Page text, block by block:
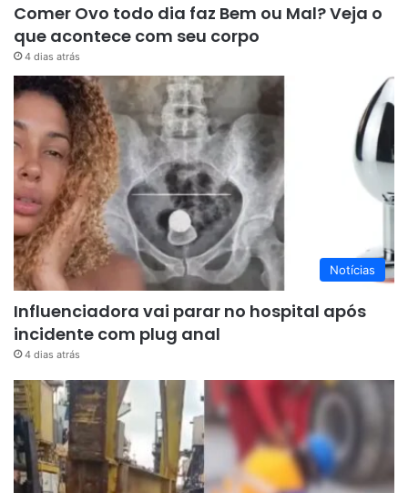
Comer Ovo todo dia faz Bem ou Mal? Veja o
que acontece com seu corpo
4 dias atrás
Notícias
Influenciadora vai parar no hospital após
incidente com plug anal
4 dias atrás